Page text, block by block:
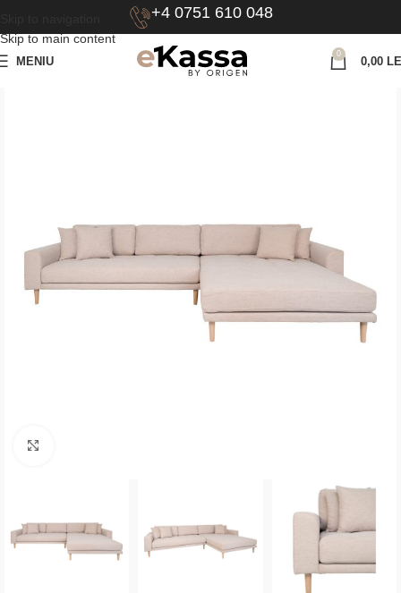
Skip to main content
+4 0751 610 048
MENIU
0
0,00